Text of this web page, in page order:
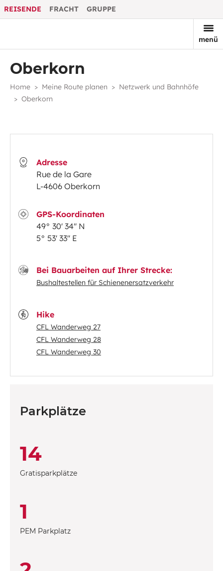
REISENDE FRACHT GRUPPE
menü
Oberkorn
Home Meine Route planen
Netzwerk und Bahnhöfe
Oberkorn
Adresse
Rue de la Gare
L-4606 Oberkorn
GPS-Koordinaten
49° 30' 34'' N
5° 53' 33'' E
Bei Bauarbeiten auf Ihrer Strecke:
Bushaltestellen für Schienenersatzverkehr
Hike
CFL Wanderweg 27
CFL Wanderweg 28
CFL Wanderweg 30
Parkplätze
14
Gratisparkplätze
1
PEM Parkplatz